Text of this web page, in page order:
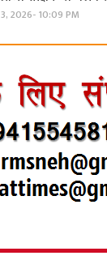
2026- 10:09 PM